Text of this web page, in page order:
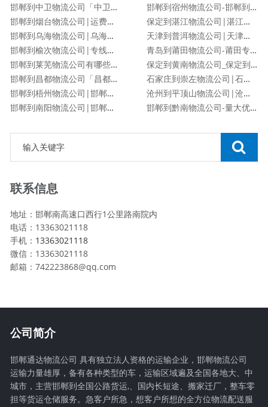
邯郸到中卫物流公司「中卫专线」
邯郸到烟台物流公司|运费查询
邯郸到乌海物流公司|乌海专线
邯郸到榆次物流公司|专线直达
邯郸到莱芜物流公司有哪些专线
邯郸到昌都物流公司「昌都专线」
邯郸到梧州物流公司|邯郸到梧州物流专线
邯郸到南阳物流公司|邯郸到南阳货运专线
邯郸到宿州物流公司-邯郸到宿州货运专线
保定到湛江物流公司|湛江专线
天津到普洱物流公司|天津到普洱物流专线
青岛到莆田物流公司-莆田专线
保定到黄南物流公司_保定到黄南物流专线
石家庄到崇左物流公司|石家庄到崇左物流专线
沧州到平顶山物流公司|沧州到平顶山物流专线
邯郸到黔南物流公司-量大优惠「价格优惠」
联系信息
地址：邯郸南高速口西行1公里路南院内
电话：13363021118
手机： 13363021118
微信：13363021118
邮箱：742223868@qq.com
公司简介
邯郸通达物流公司 具有独立法人资格的运输企业，邯郸物流公司
运输力量雄厚，备有各种类型的车，运输区域遍及全国各地大、中
城市，主营邯郸到全国公路货运,、国内长短途、搬家迁厂，整车零
担等货运仓储服务。急客户所急，想客户所想的全方位物流配送服